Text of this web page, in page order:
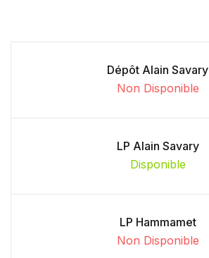
Dépôt Alain Savary
Non Disponible
LP Alain Savary
Disponible
LP Hammamet
Non Disponible